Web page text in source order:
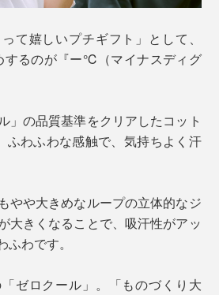
て嬉しいプチギフト」として、
するのが『ー℃（マイナスディグ
」の品質基準をクリアしたコット
ふわふわな感触で、気持ちよく汗
やや大きめなループの立体的なジ
大きくなることで、吸汗性がアッ
わです。
ゼロクール」。「ものづくり大